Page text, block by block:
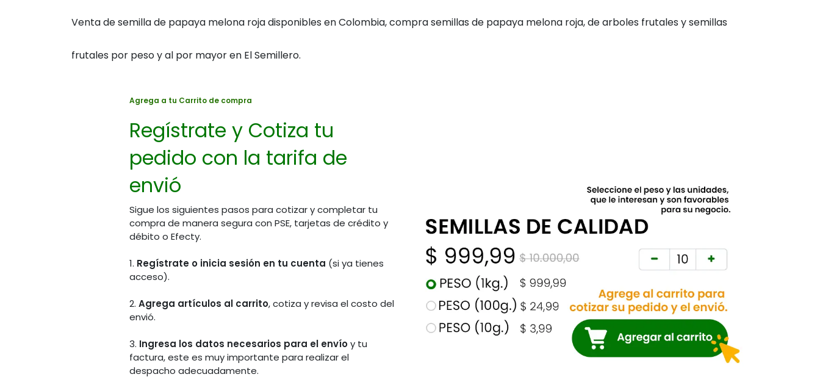
Venta de semilla de papaya melona roja disponibles en Colombia, compra semillas de papaya melona roja, de arboles frutales y semillas
frutales por peso y al por mayor en El Semillero.
Agrega a tu Carrito de compra
Regístrate y Cotiza tu
pedido con la tarifa de
envió
Sigue los siguientes pasos para cotizar y completar tu
compra de manera segura con PSE, tarjetas de crédito y
débito o Efecty.
1. Regístrate o inicia sesión en tu cuenta (si ya tienes
acceso).
2. Agrega artículos al carrito, cotiza y revisa el costo del
envió.
3. Ingresa los datos necesarios para el envíoy tu
factura, este es muy importante para realizar el
despacho adecuadamente.
Calle 70A # 14A - 45
(57) (601) 745 7586
Bogotá - Colombia
(Horario Laboral)
(57) 311 2606092
(57) 310 5751661
Síguenos en redes sociales El Semillero SAS
Nit. 830.055.528-4